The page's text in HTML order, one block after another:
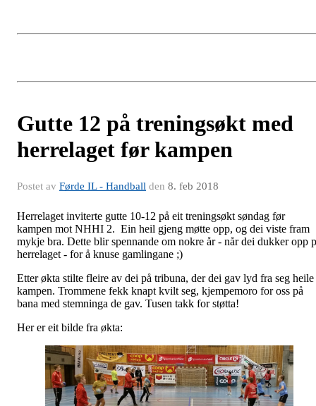
Gutte 12 på treningsøkt med
herrelaget før kampen
Postet av Førde IL - Handball den 8. feb 2018
Herrelaget inviterte gutte 10-12 på eit treningsøkt søndag før
kampen mot NHHI 2. Ein heil gjeng møtte opp, og dei viste fram
mykje bra. Dette blir spennande om nokre år - når dei dukker opp
herrelaget - for å knuse gamlingane ;)
Etter økta stilte fleire av dei på tribuna, der dei gav lyd fra seg heile
kampen. Trommene fekk knapt kvilt seg, kjempemoro for oss på
bana med stemninga de gav. Tusen takk for støtta!
Her er eit bilde fra økta: